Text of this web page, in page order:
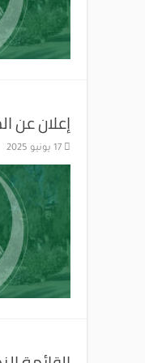
إعلان عن
17 يونيو 2025